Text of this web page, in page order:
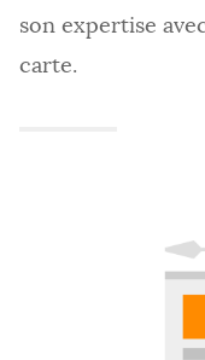
PRESTATIONS
Intégration HTML
son expertise
carte.